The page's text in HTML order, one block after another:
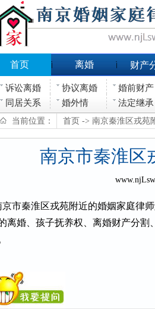
首页 离婚 财产
诉讼离婚 协议离婚 婚前财产
同居关系
婚外情 法定继承
当前位置： 首页 -> 南京秦淮区戎苑
南京市秦淮区
京市秦淮区戎苑附近的婚姻家庭律
离婚、孩子抚养权、离婚财产分割